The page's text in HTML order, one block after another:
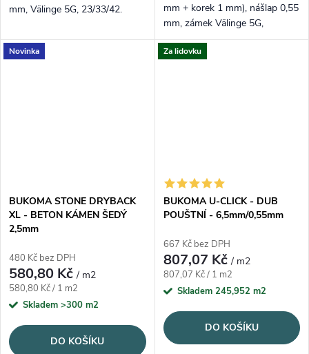
mm, Välinge 5G, 23/33/42.
registrovaný emboss.
mm + korek 1 mm), nášlap 0,55
mm, zámek Välinge 5G,
23/33/42 – XL a tichý krok.
Středně hnědý dub,
Novinka
BUKOMA STONE DRYBACK
XL - BETON KÁMEN ŠEDÝ
2,5mm
480 Kč bez DPH
580,80 Kč/ m2
Měrná cena:
580,80 Kč / 1 m2
Skladem >300 m2
DO KOŠÍKU
Za lidovku
BUKOMA U-CLICK - DUB
POUŠTNÍ - 6,5mm/0,55mm
667 Kč bez DPH
807,07 Kč/ m2
Měrná cena:
807,07 Kč / 1 m2
Skladem 245,952 m2
DO KOŠÍKU